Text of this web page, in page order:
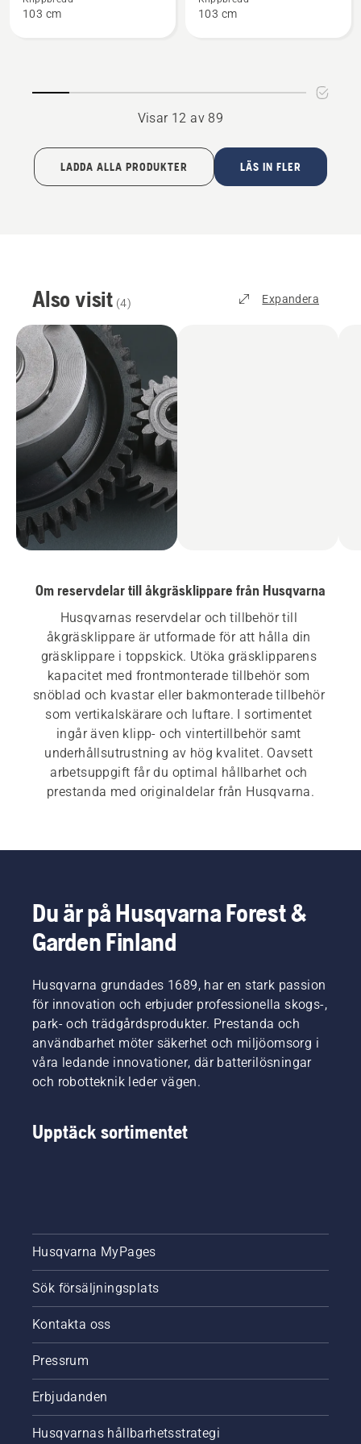
Klippaggregat
103 cm
Klippaggregat
103 cm
Visar 12 av 89
LADDA ALLA PRODUKTER LÄS IN FLER
Also visit (4) Expandera
Om reservdelar till åkgräsklippare från Husqvarna
Husqvarnas reservdelar och tillbehör till
åkgräsklippare är utformade för att hålla din
gräsklippare i toppskick. Utöka gräsklipparens
kapacitet med frontmonterade tillbehör som
snöblad och kvastar eller bakmonterade tillbehör
som vertikalskärare och luftare. I sortimentet
ingår även klipp- och vintertillbehör samt
underhållsutrustning av hög kvalitet. Oavsett
arbetsuppgift får du optimal hållbarhet och
prestanda med originaldelar från Husqvarna.
Du är på Husqvarna Forest &
Garden Finland
Husqvarna grundades 1689, har en stark passion
för innovation och erbjuder professionella skogs-,
park- och trädgårdsprodukter. Prestanda och
användbarhet möter säkerhet och miljöomsorg i
våra ledande innovationer, där batterilösningar
och robotteknik leder vägen.
Upptäck sortimentet
Husqvarna MyPages
Sök försäljningsplats
Kontakta oss
Pressrum
Erbjudanden
Husqvarnas hållbarhetsstrategi